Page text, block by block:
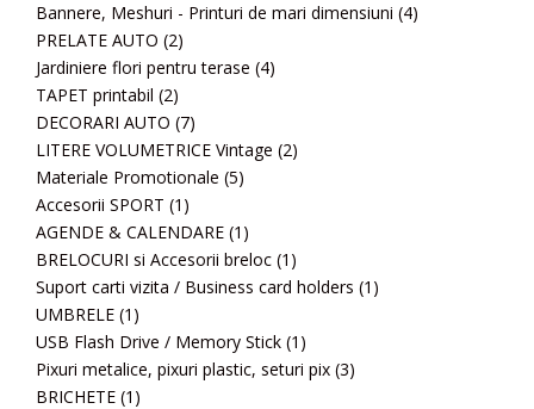
Bannere, Meshuri - Printuri de mari dimensiuni (4)
PRELATE AUTO (2)
Jardiniere flori pentru terase (4)
TAPET printabil (2)
DECORARI AUTO (7)
LITERE VOLUMETRICE Vintage (2)
Materiale Promotionale (5)
Accesorii SPORT (1)
AGENDE & CALENDARE (1)
BRELOCURI si Accesorii breloc (1)
Suport carti vizita / Business card holders (1)
UMBRELE (1)
USB Flash Drive / Memory Stick (1)
Pixuri metalice, pixuri plastic, seturi pix (3)
BRICHETE (1)